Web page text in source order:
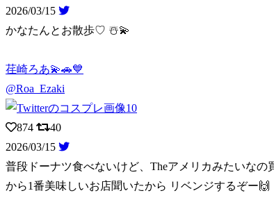
2026/03/15
かなたんとお散歩♡ ☃️💫
荏崎ろあ💫🚗💙
@Roa_Ezaki
874
40
2026/03/15
普段ドーナツ食べないけど、Theアメリカみたいなの
から1番美味しいお店聞いたから リベンジするぞー🙌